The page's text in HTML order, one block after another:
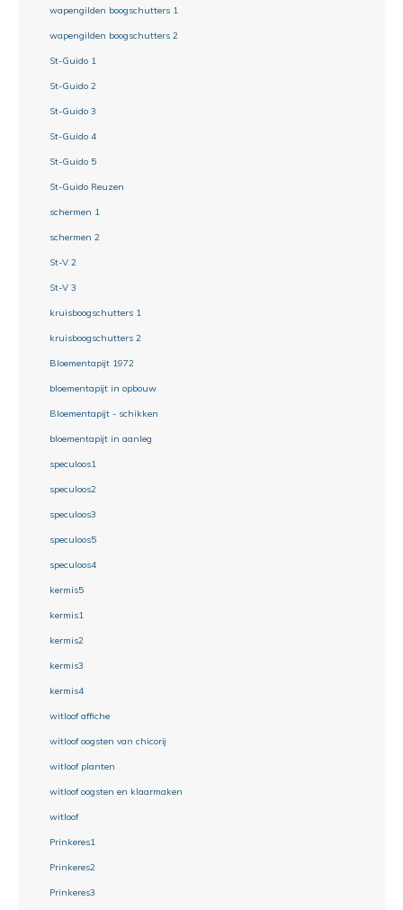
wapengilden boogschutters 1
wapengilden boogschutters 2
St-Guido 1
St-Guido 2
St-Guido 3
St-Guido 4
St-Guido 5
St-Guido Reuzen
schermen 1
schermen 2
St-V 2
St-V 3
kruisboogschutters 1
kruisboogschutters 2
Bloementapijt 1972
bloementapijt in opbouw
Bloementapijt - schikken
bloementapijt in aanleg
speculoos1
speculoos2
speculoos3
speculoos5
speculoos4
kermis5
kermis1
kermis2
kermis3
kermis4
witloof affiche
witloof oogsten van chicorij
witloof planten
witloof oogsten en klaarmaken
witloof
Prinkeres1
Prinkeres2
Prinkeres3